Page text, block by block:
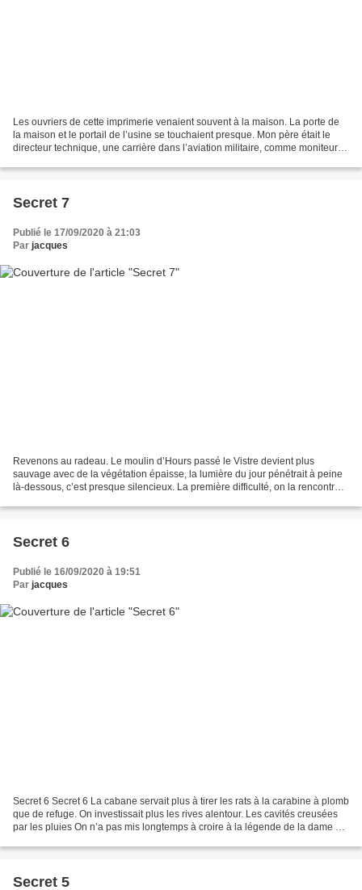
Les ouvriers de cette imprimerie venaient souvent à la maison. La porte de
la maison et le portail de l’usine se touchaient presque. Mon père était le
directeur technique, une carrière dans l’aviation militaire, comme moniteur
Secret 7
Publié le 17/09/2020 à 21:03
Par jacques
Revenons au radeau. Le moulin d’Hours passé le Vistre devient plus
sauvage avec de la végétation épaisse, la lumière du jour pénétrait à peine
là-dessous, c’est presque silencieux. La première difficulté, on la rencontre
Secret 6
Publié le 16/09/2020 à 19:51
Par jacques
Secret 6 Secret 6 La cabane servait plus à tirer les rats à la carabine à plomb
que de refuge. On investissait plus les rives alentour. Les cavités creusées
par les pluies On n’a pas mis longtemps à croire à la légende de la dame du
Secret 5